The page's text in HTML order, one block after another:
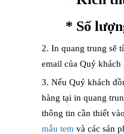
* Số
2. In quang trung sẽ
email của Quý khách
3. Nếu Quý khách
hàng tại in quang
thông tin cần thiết
mẫu tem và các sản